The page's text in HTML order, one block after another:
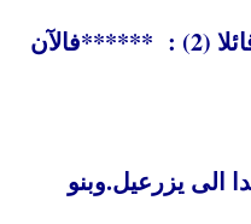
2ملوك10 عدد 1: وكان لاخآب سبعون ابنا في السامرة.فكتب ياهو رسائل وارسلها الى السامرة الى رؤساء يزرعيل الشيوخ والى مربّي اخآب قائلا (2) : ******فالآن
الى يزرعيل.وبنو